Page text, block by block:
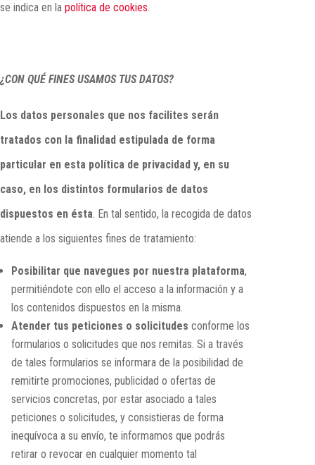
se indica en la política de cookies.
¿CON QUÉ FINES USAMOS TUS DATOS?
Los datos personales que nos facilites serán
tratados con la finalidad estipulada de forma
particular en esta política de privacidad y, en su
caso, en los distintos formularios de datos
dispuestos en ésta. En tal sentido, la recogida de datos
atiende a los siguientes fines de tratamiento:
Posibilitar que navegues por nuestra plataforma,
permitiéndote con ello el acceso a la información y a
los contenidos dispuestos en la misma.
Atender tus peticiones o solicitudes conforme los
formularios o solicitudes que nos remitas. Si a través
de tales formularios se informara de la posibilidad de
remitirte promociones, publicidad o ofertas de
servicios concretas, por estar asociado a tales
peticiones o solicitudes, y consistieras de forma
inequívoca a su envío, te informamos que podrás
retirar o revocar en cualquier momento tal